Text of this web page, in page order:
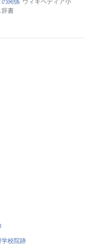
の関係 ウィキペディア小
辞書
学校院跡